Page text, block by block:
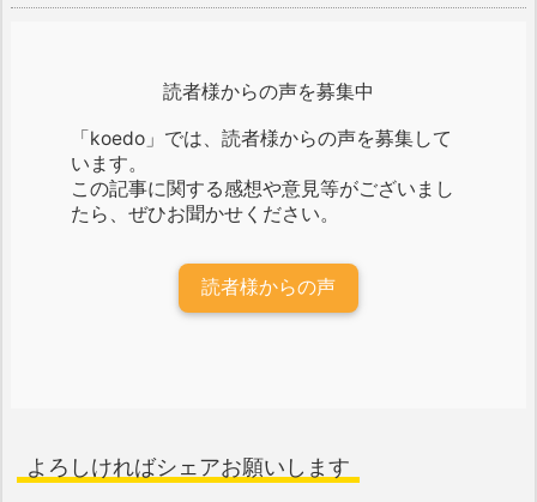
読者様からの声を募集中
「koedo」では、読者様からの声を募集して
います。
この記事に関する感想や意見等がございまし
たら、ぜひお聞かせください。
読者様からの声
よろしければシェアお願いします